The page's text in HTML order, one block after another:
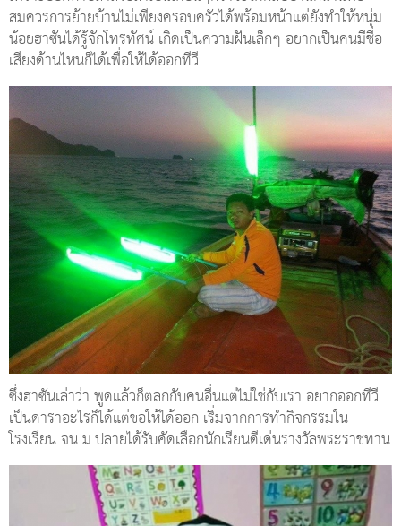
สมควรการย้ายบ้านไม่เพียงครอบครัวได้พร้อมหน้าแต่ยังทำให้หนุ่ม
น้อยฮาซันได้รู้จักโทรทัศน์ เกิดเป็นความฝันเล็กๆ อยากเป็นคนมีชื่อ
เสียงด้านไหนก็ได้เพื่อให้ได้ออกทีวี
ซึ่งฮาซันเล่าว่า พูดแล้วก็ตลกกับคนอื่นแต่ไม่ใช่กับเรา อยากออกทีวี
เป็นดาราอะไรก็ได้แต่ขอให้ได้ออก เริ่มจากการทำกิจกรรมใน
โรงเรียน จน ม.ปลายได้รับคัดเลือกนักเรียนดีเด่นรางวัลพระราชทาน